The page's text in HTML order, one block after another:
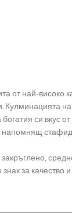
от най-високо
Кулминацията
си вкус
закръглено,
за качество